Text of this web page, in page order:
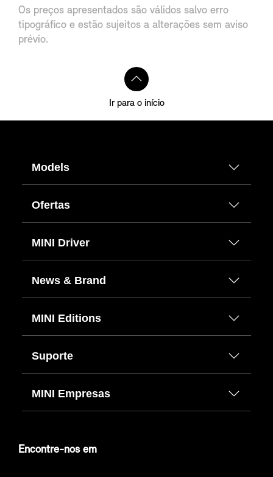
Os preços apresentados são válidos salvo erro
tipográfico e estão sujeitos a alterações sem aviso
prévio.
Ir para o início
Models
Ofertas
MINI Driver
News & Brand
MINI Editions
Suporte
MINI Empresas
Encontre-nos em